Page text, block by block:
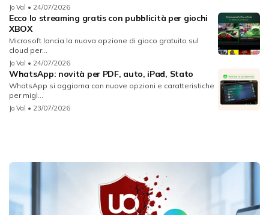
Jo Val • 24/07/2026
Ecco lo streaming gratis con pubblicità per giochi
XBOX
Microsoft lancia la nuova opzione di gioco gratuito sul
cloud per...
Jo Val • 24/07/2026
WhatsApp: novità per PDF, auto, iPad, Stato
WhatsApp si aggiorna con nuove opzioni e caratteristiche
per migl...
Jo Val • 23/07/2026